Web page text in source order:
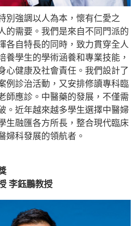
別強調以人為本，懷有仁愛之
的需要。我們是來自不同門派的
各自特長的同時，致力貫穿全人
養學生的學術涵養和專業技能，
心健康及社會責任。我們設計了
例診治活動，又安排修讀專科臨
師應診。中醫藥的發展，不僅需
。近年越來越多學生選擇中醫婦
生融匯各方所長，整合現代臨床
婦科發展的領航者。
李鈺鵬教授